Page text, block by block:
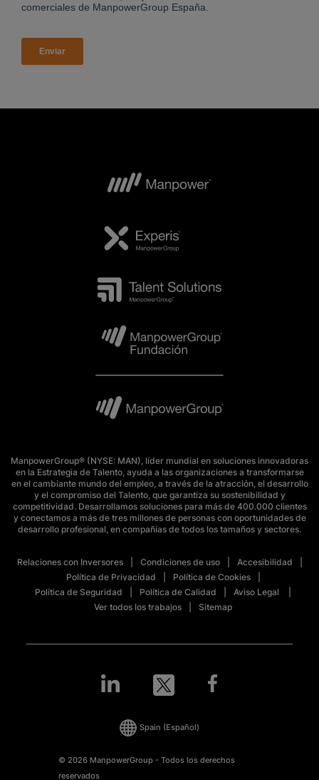
ManpowerGroup® (NYSE: MAN), líder mundial en soluciones innovadoras
en la Estrategia de Talento, ayuda a las organizaciones a transformarse
en el cambiante mundo del empleo, a través de la atracción, el desarrollo
y el compromiso del Talento, que garantiza su sostenibilidad y
competitividad. Desarrollamos soluciones para más de 400.000 clientes
y conectamos a más de tres millones de personas con oportunidades de
desarrollo profesional, en compañías de todos los tamaños y sectores.
Relaciones con Inversores Condiciones de uso
Accesibilidad
Política de Privacidad
Política de Cookies
Política de Seguridad
Política de Calidad
Aviso Legal
Ver todos los trabajos
Sitemap
© 2026 ManpowerGroup - Todos los derechos
reservados
Spain (Español)